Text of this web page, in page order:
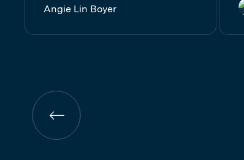
Angie Lin Boyer
Vorherige
Seite